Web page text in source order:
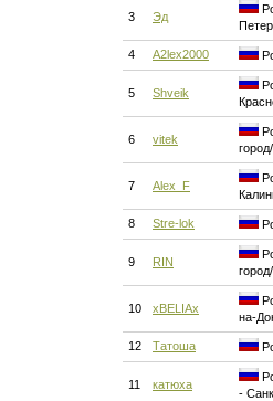
3 Эд
4 A2lex2000
5 Shveik
6 vitek
7 Alex_F
8 Stre-lok
9 RIN
10 xBELIAx
на-
12 Татоша
11 катюха
-